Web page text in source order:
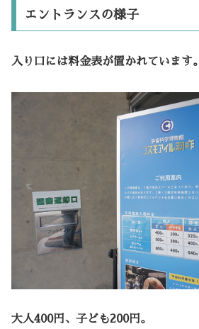
エントランスの様子
入り口には料金表が置かれています。
大人400円、子ども200円。